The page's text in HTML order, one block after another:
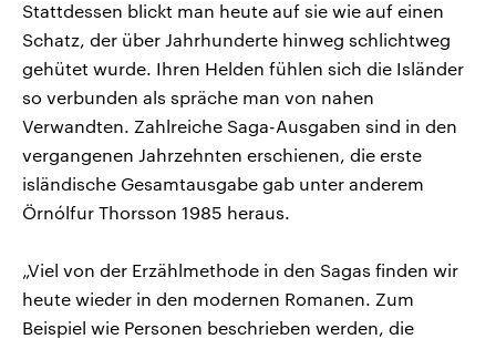
Stattdessen blickt man heute auf sie wie auf einen
Schatz, der über Jahrhunderte hinweg schlichtweg
gehütet wurde. Ihren Helden fühlen sich die Isländer
so verbunden als spräche man von nahen
Verwandten. Zahlreiche Saga-Ausgaben sind in den
vergangenen Jahrzehnten erschienen, die erste
isländische Gesamtausgabe gab unter anderem
Örnólfur Thorsson 1985 heraus.
„Viel von der Erzählmethode in den Sagas finden wir
heute wieder in den modernen Romanen. Zum
Beispiel wie Personen beschrieben werden, die